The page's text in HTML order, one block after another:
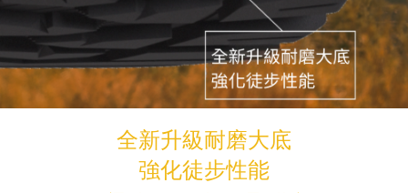
全新升級耐磨大底
強化徒步性能